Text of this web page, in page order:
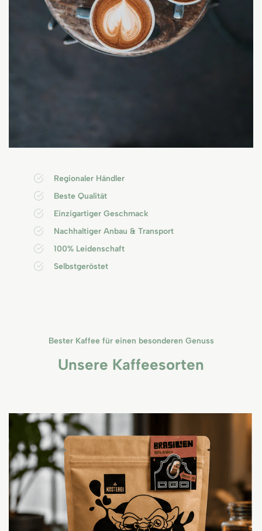
Regionaler Händler
Beste Qualität
Einzigartiger Geschmack
Nachhaltiger Anbau & Transport
100% Leidenschaft
Selbstgeröstet
Bester Kaffee für einen besonderen Genuss
Unsere Kaffeesorten